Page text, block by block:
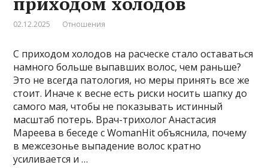
02.12.2025 Отношения
С приходом холодов на расческе стало оставаться
намного больше выпавших волос, чем раньше?
Это не всегда патология, но меры принять все же
стоит. Иначе к весне есть риски носить шапку до
самого мая, чтобы не показывать истинный
масштаб потерь. Врач-трихолог Анастасия
Мареева в беседе с WomanHit объяснила, почему
в межсезонье выпадение волос кратно
усиливается и …